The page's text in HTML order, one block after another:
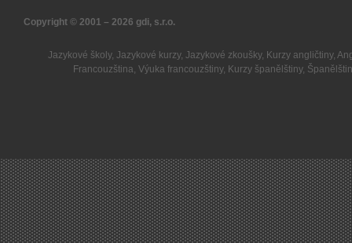
Copyright © 2001 – 2026 gdi, s.r.o.
Jazykové školy, Jazykové kurzy, Jazykové zkoušky, Kurzy angličtiny,
Francouzština,Výuka francouzštiny, Kurzy španělštiny,